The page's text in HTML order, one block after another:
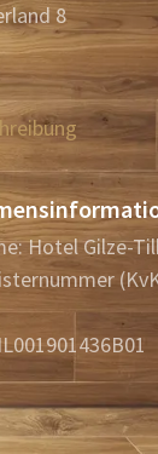
8
Hotel Gilze-